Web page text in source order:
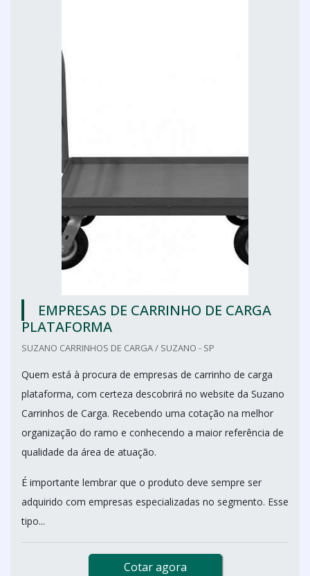
EMPRESAS DE CARRINHO DE CARGA
PLATAFORMA
SUZANO CARRINHOS DE CARGA / SUZANO - SP
Quem está à procura de empresas de carrinho de carga
plataforma, com certeza descobrirá no website da Suzano
Carrinhos de Carga. Recebendo uma cotação na melhor
organização do ramo e conhecendo a maior referência de
qualidade da área de atuação.
É importante lembrar que o produto deve sempre ser
adquirido com empresas especializadas no segmento. Esse
tipo...
Cotar agora